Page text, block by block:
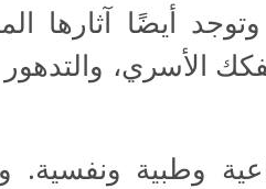
أيضًا آثارها
الأسري،
وطبية ونفسية.